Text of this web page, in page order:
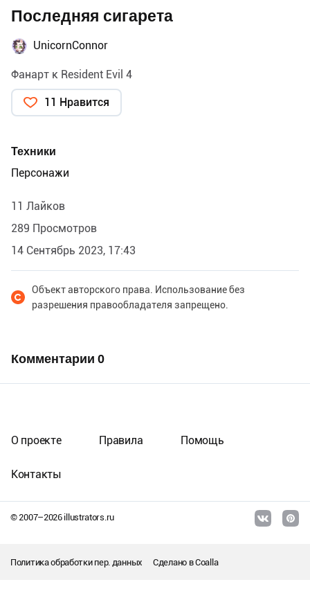
Последняя сигарета
UnicornConnor
Фанарт к Resident Evil 4
11 Нравится
Техники
Персонажи
11 Лайков
289 Просмотров
14 Сентябрь 2023, 17:43
Объект авторского права. Использование без
разрешения правообладателя запрещено.
Комментарии 0
© 2007–2026illustrators.ru
О проекте Правила Помощь
Контакты
Политика обработки пер. данных Сделано вCoalla